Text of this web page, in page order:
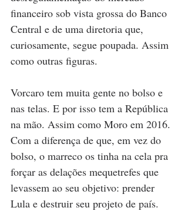
financeiro sob vista grossa do Banco
Central e de uma diretoria que,
curiosamente, segue poupada. Assim
como outras figuras.
Vorcaro tem muita gente no bolso e
nas telas. E por isso tem a República
na mão. Assim como Moro em 2016.
Com a diferença de que, em vez do
bolso, o marreco os tinha na cela pra
forçar as delações mequetrefes que
levassem ao seu objetivo: prender
Lula e destruir seu projeto de país.